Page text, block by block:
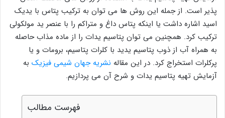
پذیر است. از جمله این روش ها می توان به ترکیب پتاس با یدیک
اسید اشاره داشت یا اینکه پتاس داغ و متراکم را با عنصر ید مولکولی
ترکیب کرد. همچنین می توان پتاسیم یدات را از ماده مذاب حاصله
به همراه آب از ذوب پتاسیم یدید با کلرات پتاسیم، برومات و یا
پرکلرات استخراج کرد. در این مقاله نشریه جهان شیمی فیزیک به
آزمایش تهیه پتاسیم یدات و شرح آن می پردازیم.
فهرست مطالب